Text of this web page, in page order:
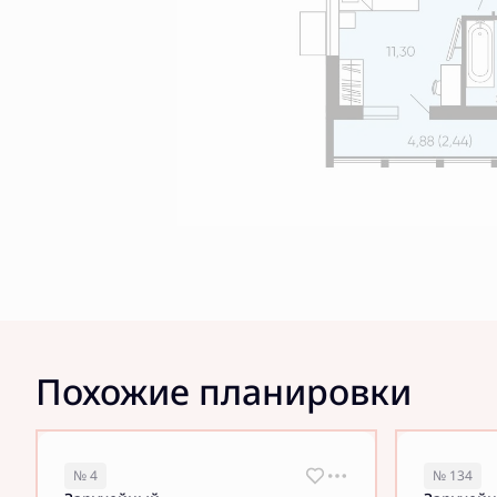
Похожие планировки
№ 4 № 134